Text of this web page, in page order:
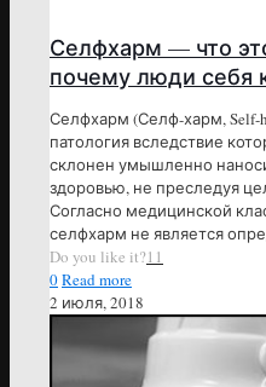
Селфхарм — что
почему люди себя
Селфхарм (Селф-харм, Self-
патология вследствие
склонен умышленно
здоровью, не преследуя
Согласно медицинской
селфхарм не является
Do you like it?11
0Read more
2 июля, 2018